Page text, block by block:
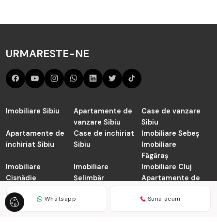
Whatsapp Suna acum
URMARESTE-NE
Imobiliare Sibiu
Apartamente de
vanzare Sibiu
Case de vanzare
Sibiu
Apartamente de
inchiriat Sibiu
Case de inchiriat
Sibiu
Imobiliare Sebeș
Imobiliare
Făgăraș
Imobiliare
Cisnădie
Imobiliare
Șelimbăr
Imobiliare Cluj
Apartamente de
Napoca